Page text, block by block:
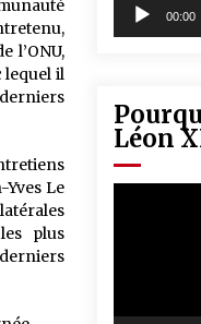
l’ONU,
lequel il
Le
plus
00:00
Léon